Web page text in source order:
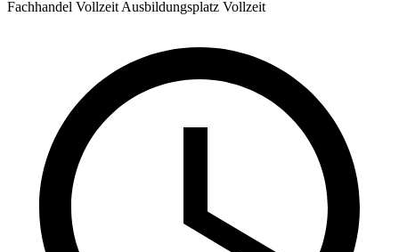
Fachhandel Vollzeit Ausbildungsplatz Vollzeit